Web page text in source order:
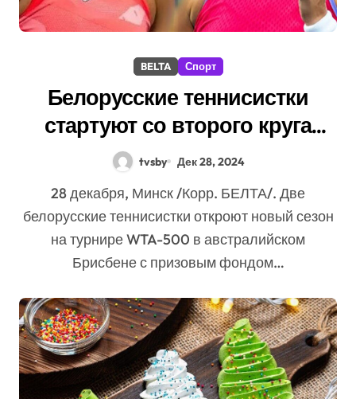
BELTA Спорт
Белорусские теннисистки
стартуют со второго круга
турнира WTA-500 в Брисбене
tvsby Дек 28, 2024
28 декабря, Минск /Корр. БЕЛТА/. Две
белорусские теннисистки откроют новый сезон
на турнире WTA-500 в австралийском
Брисбене с призовым фондом…